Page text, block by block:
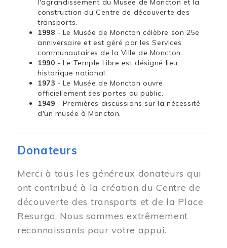
l'agrandissement du Musée de Moncton et la
construction du Centre de découverte des
transports.
1998 - Le Musée de Moncton célèbre son 25e
anniversaire et est géré par les Services
communautaires de la Ville de Moncton.
1990 - Le Temple Libre est désigné lieu
historique national.
1973 - Le Musée de Moncton ouvre
officiellement ses portes au public.
1949 - Premières discussions sur la nécessité
d'un musée à Moncton.
Donateurs
Merci à tous les généreux donateurs qui
ont contribué à la création du Centre de
découverte des transports et de la Place
Resurgo. Nous sommes extrêmement
reconnaissants pour votre appui.